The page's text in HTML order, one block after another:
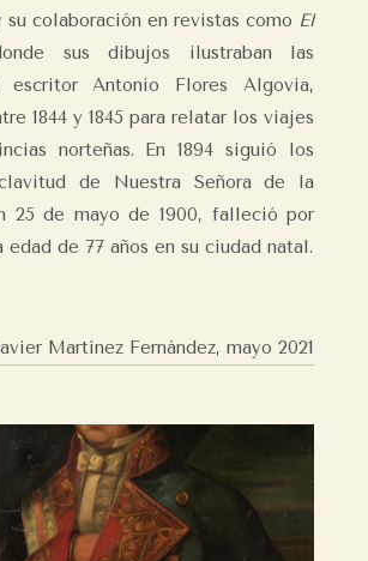
su colaboración en revistas como El
sus dibujos ilustraban las
escritor Antonio Flores Algovia,
1844 y 1845 para relatar los viajes
norteñas. En 1894 siguió los
de Nuestra Señora de la
25 de mayo de 1900, falleció por
edad de 77 años en su ciudad natal.
Martínez Fernández, mayo 2021